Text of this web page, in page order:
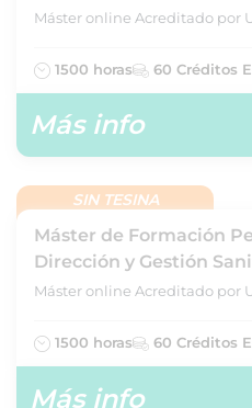
Máster online Acreditado por
1500 horas 60 Créditos
Más info
SIN TESINA
Máster de Formación
Dirección y Gestión
Máster online Acreditado por
1500 horas 60 Créditos
Más info